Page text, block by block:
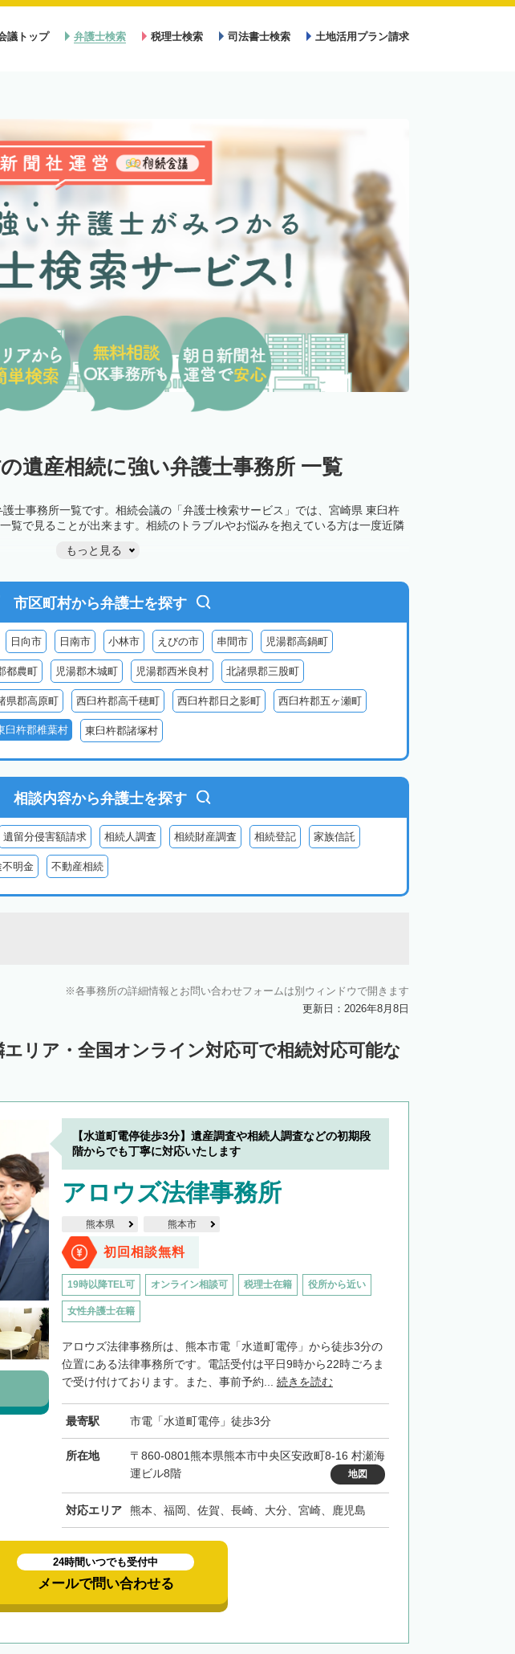
議トップ 弁護士検索 税理士検索 司法書士検索 土地活用プラン請求
遺産相続に強い弁護士事務所 一覧
士事務所一覧です。相続会議の「弁護士検索サービス」では、宮崎県 東臼杵
覧で見ることが出来ます。相続のトラブルやお悩みを抱えている方は一度近隣
もっと見る
市区町村から弁護士を探す
日向市 日南市 小林市 えびの市 串間市 児湯郡高鍋町
都農町 児湯郡木城町 児湯郡西米良村 北諸県郡三股町
県郡高原町 西臼杵郡高千穂町 西臼杵郡日之影町 西臼杵郡五ヶ瀬町
臼杵郡椎葉村 東臼杵郡諸塚村
相談内容から弁護士を探す
遺留分侵害額請求 相続人調査 相続財産調査 相続登記 家族信託
明金 不動産相続
各事務所の詳細情報とお問い合わせフォームは別ウィンドウで開きます
更新日：2026年8月8日
リア・全国オンライン対応可で相続対応可能な
【水道町電停徒歩3分】遺産調査や相続人調査などの初期段
階からでも丁寧に対応いたします
アロウズ法律事務所
熊本県 熊本市
初回相談無料
19時以降TEL可 オンライン相談可 税理士在籍 役所から近い
女性弁護士在籍
アロウズ法律事務所は、熊本市電「水道町電停」から徒歩3分の
位置にある法律事務所です。電話受付は平日9時から22時ごろま
で受け付けております。また、事前予約... 続きを読む
最寄駅 市電「水道町電停」徒歩3分
所在地
〒860-0801熊本県熊本市中央区安政町8-16 村瀬海
運ビル8階
地図
対応エリア 熊本、福岡、佐賀、長崎、大分、宮崎、鹿児島
24時間いつでも受付中
メールで問い合わせる